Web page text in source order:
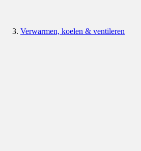
Verwarmen, koelen & ventileren